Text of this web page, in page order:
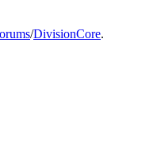
/DivisionCore.